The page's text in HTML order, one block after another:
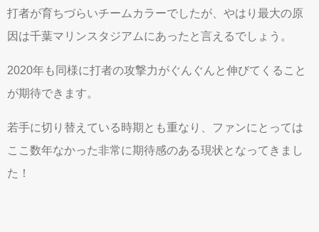
打者が育ちづらいチームカラーでしたが、やはり最大の原
因は千葉マリンスタジアムにあったと言えるでしょう。
2020年も同様に打者の攻撃力がぐんぐんと伸びてくること
が期待できます。
若手に切り替えている時期とも重なり、ファンにとっては
ここ数年なかった非常に期待感のある現状となってきまし
た！